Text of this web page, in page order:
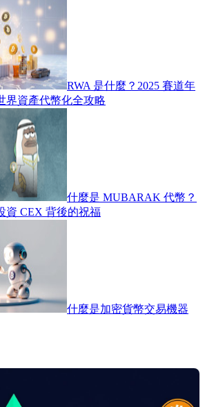
RWA 是什麼？2025 賽道年
界資產代幣化全攻略
什麼是 MUBARAK 代幣？
資 CEX 背後的祝福
什麼是加密貨幣交易機器